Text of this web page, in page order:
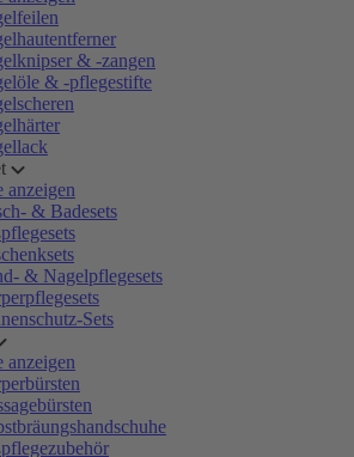
& -zangen
& -pflegestifte
anzeigen
& Badesets
& Nagelpflegesets
Sets
anzeigen